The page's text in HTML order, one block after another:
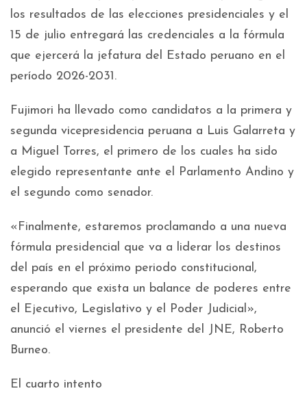
los resultados de las elecciones presidenciales y el
15 de julio entregará las credenciales a la fórmula
que ejercerá la jefatura del Estado peruano en el
período 2026-2031.
Fujimori ha llevado como candidatos a la primera y
segunda vicepresidencia peruana a Luis Galarreta y
a Miguel Torres, el primero de los cuales ha sido
elegido representante ante el Parlamento Andino y
el segundo como senador.
«Finalmente, estaremos proclamando a una nueva
fórmula presidencial que va a liderar los destinos
del país en el próximo periodo constitucional,
esperando que exista un balance de poderes entre
el Ejecutivo, Legislativo y el Poder Judicial»,
anunció el viernes el presidente del JNE, Roberto
Burneo.
El cuarto intento